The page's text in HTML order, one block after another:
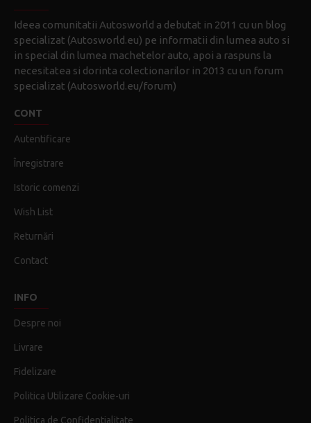
Ideea comunitatii Autosworld a debutat in 2011 cu un blog
specializat (Autosworld.eu) pe informatii din lumea auto si
in special din lumea machetelor auto, apoi a raspuns la
necesitatea si dorinta colectionarilor in 2013 cu un forum
specializat (Autosworld.eu/forum)
CONT
Autentificare
Înregistrare
Istoric comenzi
Wish List
Returnări
Contact
INFO
Despre noi
Livrare
Fidelizare
Politica Utilizare Cookie-uri
Politica de Confidentialitate